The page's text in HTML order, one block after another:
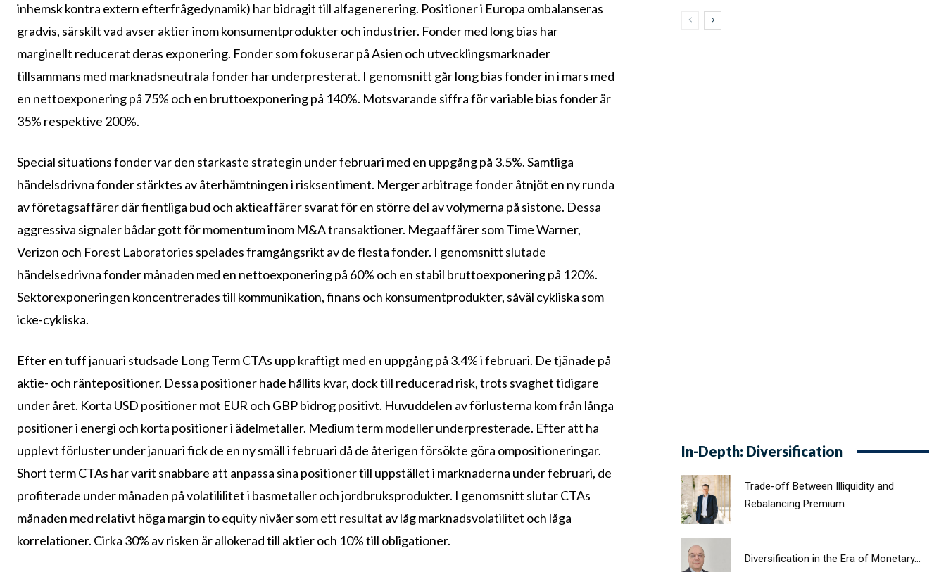
inhemsk kontra extern efterfrågedynamik) har bidragit till alfagenerering. Positioner i Europa ombalanseras
gradvis, särskilt vad avser aktier inom konsumentprodukter och industrier. Fonder med long bias har
marginellt reducerat deras exponering. Fonder som fokuserar på Asien och utvecklingsmarknader
tillsammans med marknadsneutrala fonder har underpresterat. I genomsnitt går long bias fonder in i mars med
en nettoexponering på 75% och en bruttoexponering på 140%. Motsvarande siffra för variable bias fonder är
35% respektive 200%.
Special situations fonder var den starkaste strategin under februari med en uppgång på 3.5%. Samtliga
händelsdrivna fonder stärktes av återhämtningen i risksentiment. Merger arbitrage fonder åtnjöt en ny runda
av företagsaffärer där fientliga bud och aktieaffärer svarat för en större del av volymerna på sistone. Dessa
aggressiva signaler bådar gott för momentum inom M&A transaktioner. Megaaffärer som Time Warner,
Verizon och Forest Laboratories spelades framgångsrikt av de flesta fonder. I genomsnitt slutade
händelsedrivna fonder månaden med en nettoexponering på 60% och en stabil bruttoexponering på 120%.
Sektorexponeringen koncentrerades till kommunikation, finans och konsumentprodukter, såväl cykliska som
icke-cykliska.
Efter en tuff januari studsade Long Term CTAs upp kraftigt med en uppgång på 3.4% i februari. De tjänade på
aktie- och räntepositioner. Dessa positioner hade hållits kvar, dock till reducerad risk, trots svaghet tidigare
under året. Korta USD positioner mot EUR och GBP bidrog positivt. Huvuddelen av förlusterna kom från långa
positioner i energi och korta positioner i ädelmetaller. Medium term modeller underpresterade. Efter att ha
upplevt förluster under januari fick de en ny smäll i februari då de återigen försökte göra ompositioneringar.
Short term CTAs har varit snabbare att anpassa sina positioner till uppstället i marknaderna under februari, de
profiterade under månaden på volatililitet i basmetaller och jordbruksprodukter. I genomsnitt slutar CTAs
månaden med relativt höga margin to equity nivåer som ett resultat av låg marknadsvolatilitet och låga
korrelationer. Cirka 30% av risken är allokerad till aktier och 10% till obligationer.
In-Depth: Diversification
Trade-off Between Illiquidity and
Rebalancing Premium
Diversification in the Era of Monetary...